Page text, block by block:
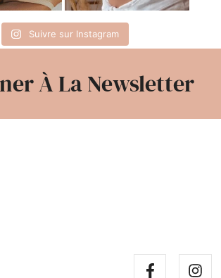
Suivre sur Instagram
À La Newsletter